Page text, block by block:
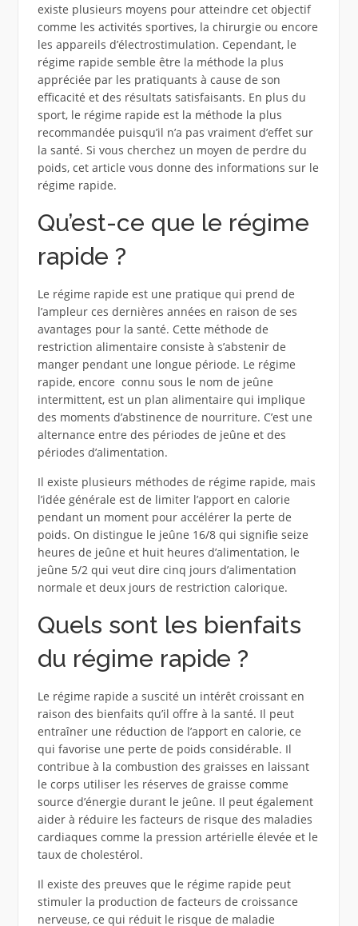
existe plusieurs moyens pour atteindre cet objectif
comme les activités sportives, la chirurgie ou encore
les appareils d’électrostimulation. Cependant, le
régime rapide semble être la méthode la plus
appréciée par les pratiquants à cause de son
efficacité et des résultats satisfaisants. En plus du
sport, le régime rapide est la méthode la plus
recommandée puisqu’il n’a pas vraiment d’effet sur
la santé. Si vous cherchez un moyen de perdre du
poids, cet article vous donne des informations sur le
régime rapide.
Qu’est-ce que le régime
rapide ?
Le régime rapide est une pratique qui prend de
l’ampleur ces dernières années en raison de ses
avantages pour la santé. Cette méthode de
restriction alimentaire consiste à s’abstenir de
manger pendant une longue période. Le régime
rapide, encore connu sous le nom de jeûne
intermittent, est un plan alimentaire qui implique
des moments d’abstinence de nourriture. C’est une
alternance entre des périodes de jeûne et des
périodes d’alimentation.
Il existe plusieurs méthodes de régime rapide, mais
l’idée générale est de limiter l’apport en calorie
pendant un moment pour accélérer la perte de
poids. On distingue le jeûne 16/8 qui signifie seize
heures de jeûne et huit heures d’alimentation, le
jeûne 5/2 qui veut dire cinq jours d’alimentation
normale et deux jours de restriction calorique.
Quels sont les bienfaits
du régime rapide ?
Le régime rapide a suscité un intérêt croissant en
raison des bienfaits qu’il offre à la santé. Il peut
entraîner une réduction de l’apport en calorie, ce
qui favorise une perte de poids considérable. Il
contribue à la combustion des graisses en laissant
le corps utiliser les réserves de graisse comme
source d’énergie durant le jeûne. Il peut également
aider à réduire les facteurs de risque des maladies
cardiaques comme la pression artérielle élevée et le
taux de cholestérol.
Il existe des preuves que le régime rapide peut
stimuler la production de facteurs de croissance
nerveuse, ce qui réduit le risque de maladie